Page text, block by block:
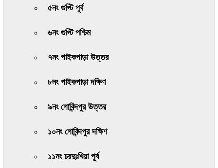
৫নং গুপ্টি পূর্ব
৬নং গুপ্টি পশ্চিম
৭নং পাইকপাড়া উত্তর
৮নং পাইকপাড়া দক্ষিণ
৯নং গোবিন্দপুর উত্তর
১০নং গোবিন্দপুর দক্ষিণ
১১নং চরদুঃখিয়া পূর্ব